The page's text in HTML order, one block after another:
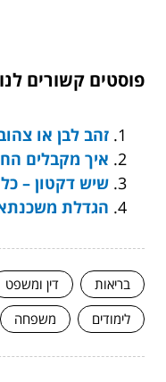
פוסטים קשורים
זהב לבן או
איך מקבלים
שיש דקטון –
הגדלת
בריאות דין ומשפט
לימודים
משפחה